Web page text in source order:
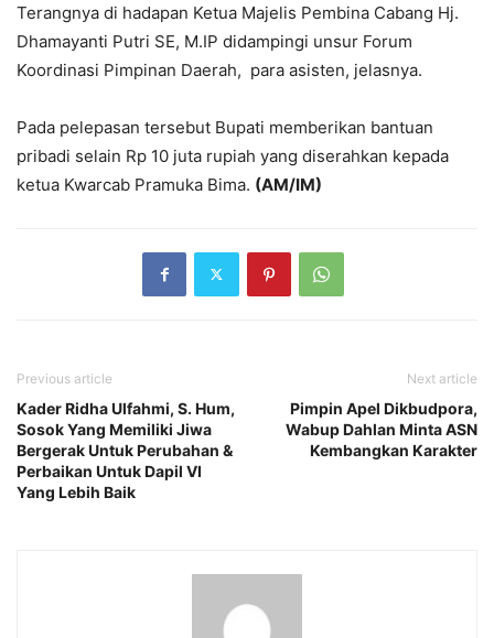
Terangnya di hadapan Ketua Majelis Pembina Cabang Hj.
Dhamayanti Putri SE, M.IP didampingi unsur Forum
Koordinasi Pimpinan Daerah, para asisten, jelasnya.
Pada pelepasan tersebut Bupati memberikan bantuan
pribadi selain Rp 10 juta rupiah yang diserahkan kepada
ketua Kwarcab Pramuka Bima. (AM/IM)
Previous article
Kader Ridha Ulfahmi, S. Hum,
Sosok Yang Memiliki Jiwa
Bergerak Untuk Perubahan &
Perbaikan Untuk Dapil VI
Yang Lebih Baik
Next article
Pimpin Apel Dikbudpora,
Wabup Dahlan Minta ASN
Kembangkan Karakter